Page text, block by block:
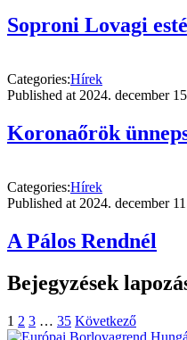
Soproni Lovagi
Categories:Hírek
Published at 2024. december
Koronaőrök
Categories:Hírek
Published at 2024. december
A Pálos Rendnél
Bejegyzések
1 2 3 … 35 Következő